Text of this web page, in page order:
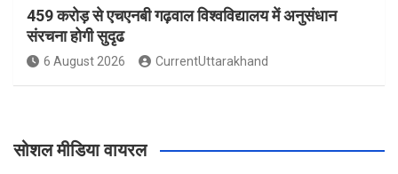
459 करोड़ से एचएनबी गढ़वाल विश्वविद्यालय में अनुसंधान
संरचना होगी सुदृढ
6 August 2026 CurrentUttarakhand
सोशल मीडिया वायरल